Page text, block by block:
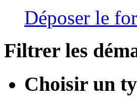
Déposer le
Filtrer les
Choisir un